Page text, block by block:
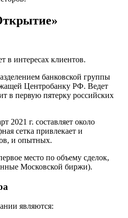
в интересах клиентов.
банковской группы
Центробанку РФ. Ведет
в первую пятерку российских
2021 г. составляет около
сетка привлекает и
и опытных.
место по объему сделок,
Московской биржи).
являются: